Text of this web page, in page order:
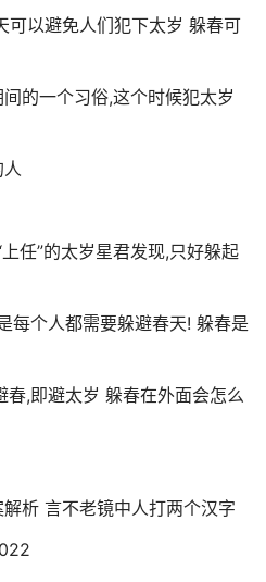
可以避免人们犯下太岁 躲春可
的一个习俗,这个时候犯太岁
任”的太岁星君发现,只好躲起
每个人都需要躲避春天! 躲春是
春,即避太岁 躲春在外面会怎么
析 言不老镜中人打两个汉字